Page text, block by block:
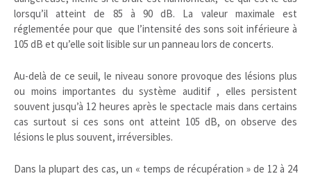
lorsqu’il atteint de 85 à 90 dB. La valeur maximale est
réglementée pour que que l’intensité des sons soit inférieure à
105 dB et qu’elle soit lisible sur un panneau lors de concerts.
Au-delà de ce seuil, le niveau sonore provoque des lésions plus
ou moins importantes du système auditif , elles persistent
souvent jusqu’à 12 heures après le spectacle mais dans certains
cas surtout si ces sons ont atteint 105 dB, on observe des
lésions le plus souvent, irréversibles.
Dans la plupart des cas, un « temps de récupération » de 12 à 24